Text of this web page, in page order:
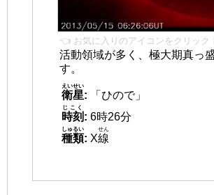
👈 お気に入りのアイコンをクリック！
活動領域が多く、極大期真っ
す。
衛星
えいせい
:
「ひので」
時刻
じこく
: 6時26分
種類
しゅるい
: X線
せん